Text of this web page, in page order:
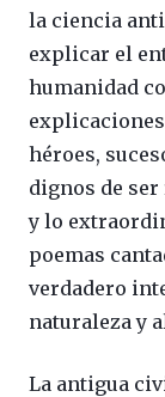
la ciencia
explicar el
humanidad
héroes,
dignos de ser
y lo
poemas
verdadero
naturaleza y
La antigua